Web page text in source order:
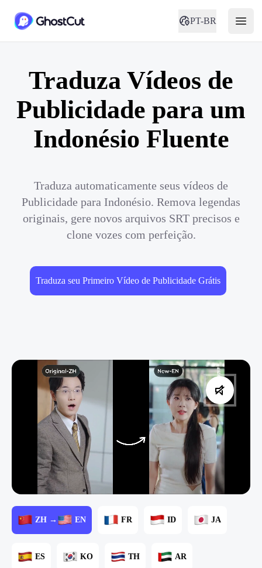
PT-BR
Traduza Vídeos de
Publicidade para um
Indonésio Fluente
Traduza automaticamente seus vídeos de
Publicidade para Indonésio. Remova legendas
originais, gere novos arquivos SRT precisos e
clone vozes com perfeição.
Traduza seu Primeiro Vídeo de Publicidade Grátis
ZH → EN FR ID JA
ES KO TH AR